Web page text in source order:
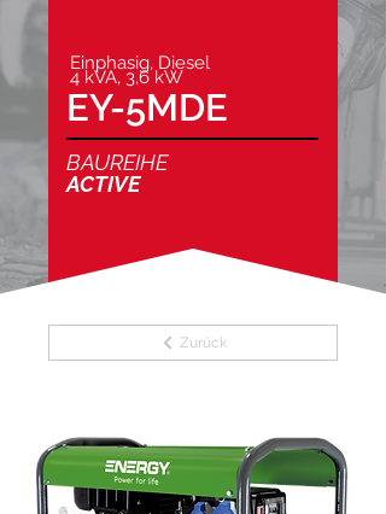
Einphasig, Diesel
4 kVA, 3,6 kW
EY-5MDE
BAUREIHE
ACTIVE
Zurück